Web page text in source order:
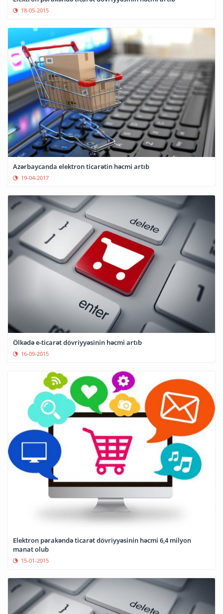
18-05-2015
Azərbaycanda elektron ticarətin həcmi artıb
19-04-2017
Ölkədə e-ticarət dövriyyəsinin həcmi artıb
16-09-2015
Elektron pərakəndə ticarət dövriyyəsinin həcmi 6,4 milyon
manat olub
15-01-2015